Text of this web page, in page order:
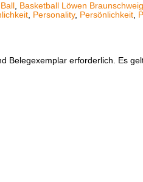
Ball Basketball Löwen Braunschweig
Personality, Persönlichkeit
erforderlich. Es